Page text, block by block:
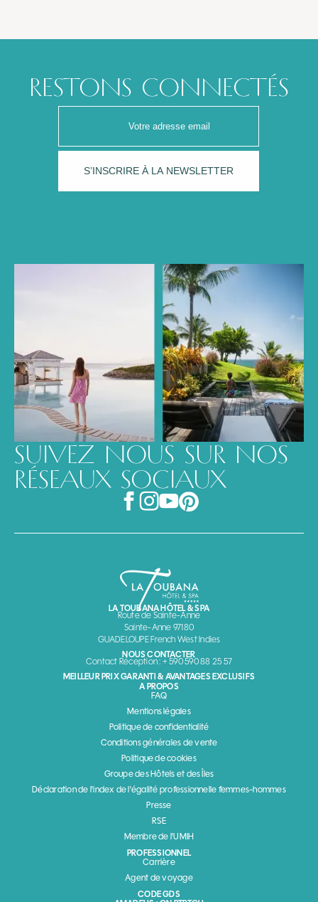
RESTONS CONNECTÉS
SUIVEZ NOUS SUR NOS
RÉSEAUX SOCIAUX
LA TOUBANA HÔTEL & SPA
Route de Sainte-Anne
Sainte-Anne 97180
GUADELOUPE French West Indies
NOUS CONTACTER
Contact Réception : + 590 590 88 25 57
MEILLEUR PRIX GARANTI & AVANTAGES EXCLUSIFS
A PROPOS
FAQ
Mentions légales
Politique de confidentialité
Conditions générales de vente
Politique de cookies
Groupe des Hôtels et des Îles
Déclaration de l'index de l'égalité professionnelle femmes-hommes
Presse
RSE
Membre de l'UMIH
PROFESSIONNEL
Carrière
Agent de voyage
CODE GDS